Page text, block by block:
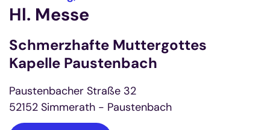
Hl. Messe
Schmerzhafte Muttergottes
Kapelle Paustenbach
Paustenbacher Straße 32
52152 Simmerath - Paustenbach